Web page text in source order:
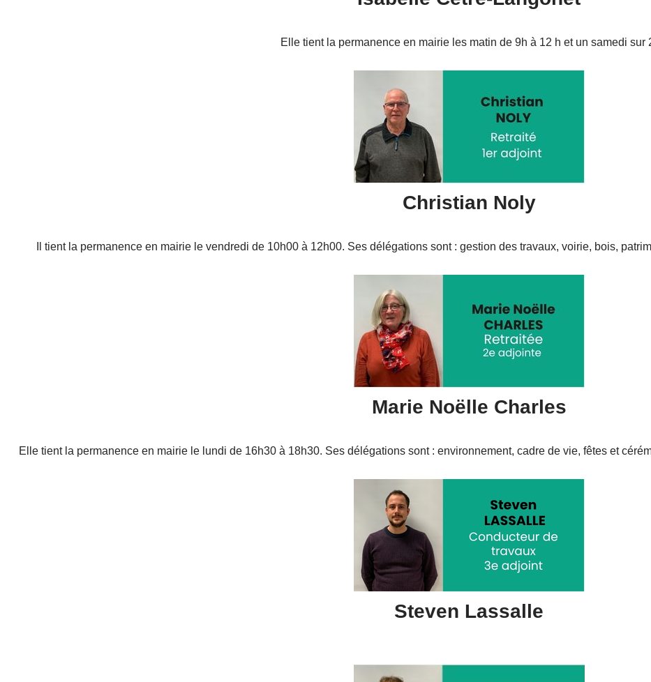
Elle tient la permanence en mairie les matin de 9h à 12 h et un samedi sur
Christian Noly
Il tient la permanence en mairie le vendredi de 10h00 à 12h00. Ses délégations sont : gestion des travaux, voirie, bois,
Marie Noëlle Charles
Elle tient la permanence en mairie le lundi de 16h30 à 18h30. Ses délégations sont : environnement, cadre de vie, fêtes et
Steven Lassalle